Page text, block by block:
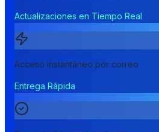
Actualizaciones en Tiempo Real
Acceso instantáneo por correo
Entrega Rápida